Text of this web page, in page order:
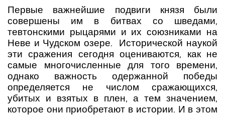
Первые важнейшие подвиги князя были
совершены им в битвах со шведами,
тевтонскими рыцарями и их союзниками на
Неве и Чудском озере. Исторической наукой
эти сражения сегодня оцениваются, как не
самые многочисленные для того времени,
однако важность одержанной победы
определяется не числом сражающихся,
убитых и взятых в плен, а тем значением,
которое они приобретают в истории. И в этом